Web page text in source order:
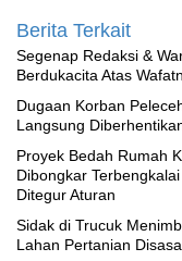
Berita Terkait
Segenap Redaksi &
Berdukacita Atas
‎Dugaan Korban
Langsung
Proyek Bedah Rumah
Dibongkar
Ditegur Aturan
‎Sidak di Trucuk
Lahan Pertanian